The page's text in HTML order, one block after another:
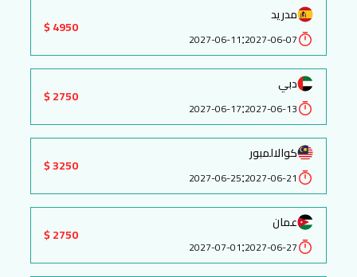
مدريد
2027-06-07
:
2027-06-11
4950 $
دبي
2027-06-13
:
2027-06-17
2750 $
كوالالمبور
2027-06-21
:
2027-06-25
3250 $
عمان
2027-06-27
:
2027-07-01
2750 $